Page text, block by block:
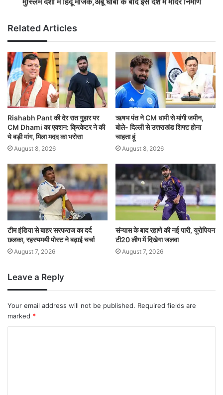
Related Articles
Rishabh Pant की देर रात गुहार पर
CM Dhami का एक्शन: क्रिकेटर ने की
ये बड़ी मांग, मिला मदद का भरोसा
August 8, 2026
ऋषभ पंत ने CM धामी से मांगी जमीन,
बोले- दिल्ली से उत्तराखंड शिफ्ट होना
चाहता हूं
August 8, 2026
टीम इंडिया से बाहर सरफराज का दर्द
छलका, रहस्यमयी पोस्ट ने बढ़ाई चर्चा
August 7, 2026
संन्यास के बाद रहाणे की नई पारी, यूरोपियन
टी20 लीग में दिखेगा जलवा
August 7, 2026
Leave a Reply
Your email address will not be published. Required fields are
marked *